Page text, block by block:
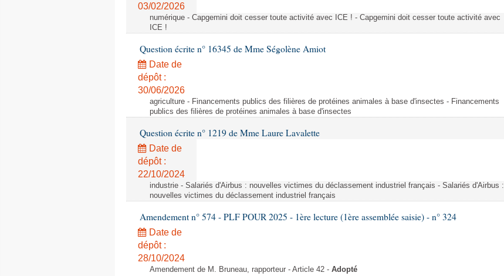
03/02/2026
numérique - Capgemini doit cesser toute activité avec ICE ! - Capgemini doit cesser toute activité avec
ICE !
Question écrite n° 16345 de Mme Ségolène Amiot
Date de
dépôt :
30/06/2026
agriculture - Financements publics des filières de protéines animales à base d'insectes - Financements
publics des filières de protéines animales à base d'insectes
Question écrite n° 1219 de Mme Laure Lavalette
Date de
dépôt :
22/10/2024
industrie - Salariés d'Airbus : nouvelles victimes du déclassement industriel français - Salariés d'Airbus :
nouvelles victimes du déclassement industriel français
Amendement n° 574 - PLF POUR 2025 - 1ère lecture (1ère assemblée saisie) - n° 324
Date de
dépôt :
28/10/2024
Amendement de M. Bruneau, rapporteur - Article 42 - Adopté